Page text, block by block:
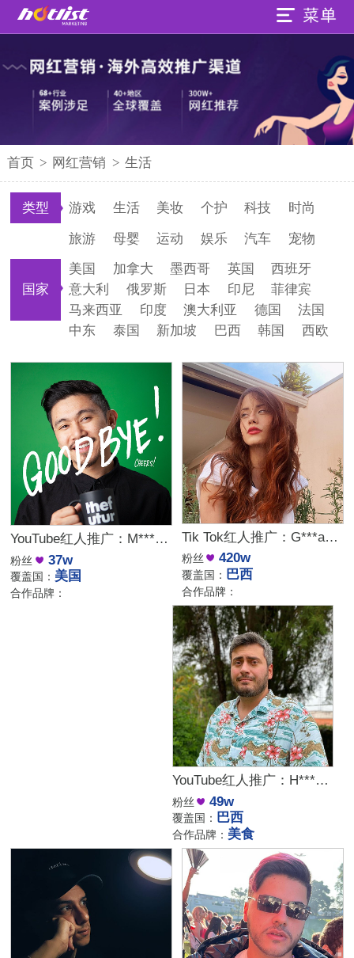
首页 > 网红营销 > 生活
类型 游戏 生活 美妆 个护 科技 时尚
旅游 母婴 运动 娱乐 汽车 宠物
国家
美国 加拿大 墨西哥 英国
西班牙
意大利
俄罗斯 日本 印尼
菲律宾
马来西亚
印度 澳大利亚 德国
法国
中东
泰国 新加坡 巴西 韩国 西欧
YouTube红人推广：M***a｜美国 生活
粉丝 37w
覆盖国： 美国
合作品牌：
Tik Tok红人推广：G***a｜巴西 娱乐
粉丝 420w
覆盖国： 巴西
合作品牌：
YouTube红人推广：H***a｜巴西 生活
粉丝 49w
覆盖国： 巴西
合作品牌： 美食